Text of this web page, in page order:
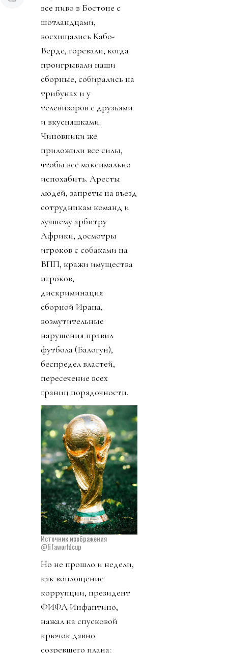
все пиво в Бостоне с
шотландцами,
восхищались Кабо-
Верде, горевали, когда
проигрывали наши
сборные, собирались на
трибунах и у
телевизоров с друзьями
и вкусняшками.
Чиновники же
приложили все силы,
чтобы все максимально
испохабить. Аресты
людей, запреты на въезд
сотрудникам команд и
лучшему арбитру
Африки, досмотры
игроков с собаками на
ВПП, кражи имущества
игроков,
дискриминация
сборной Ирана,
возмутительные
нарушения правил
футбола (Балогун),
беспредел властей,
пересечение всех
границ порядочности.
Источник изображения
@fifaworldcup
Но не прошло и недели,
как воплощение
коррупции, президент
ФИФА Инфантино,
нажал на спусковой
крючок давно
созревшего плана: